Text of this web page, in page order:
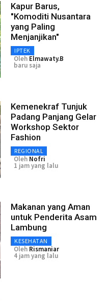
Kapur Barus,
"Komoditi Nusantara
yang Paling
Menjanjikan"
IPTEK
Oleh Elmawaty.B
baru saja
Kemenekraf Tunjuk
Padang Panjang Gelar
Workshop Sektor
Fashion
REGIONAL
Oleh Nofri
1 jam yang lalu
Makanan yang Aman
untuk Penderita Asam
Lambung
KESEHATAN
Oleh Rismaniar
4 jam yang lalu